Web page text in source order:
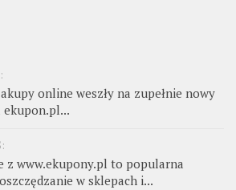
online weszły na zupełnie nowy
ekupon.pl...
z www.ekupony.pl to popularna
w sklepach i...